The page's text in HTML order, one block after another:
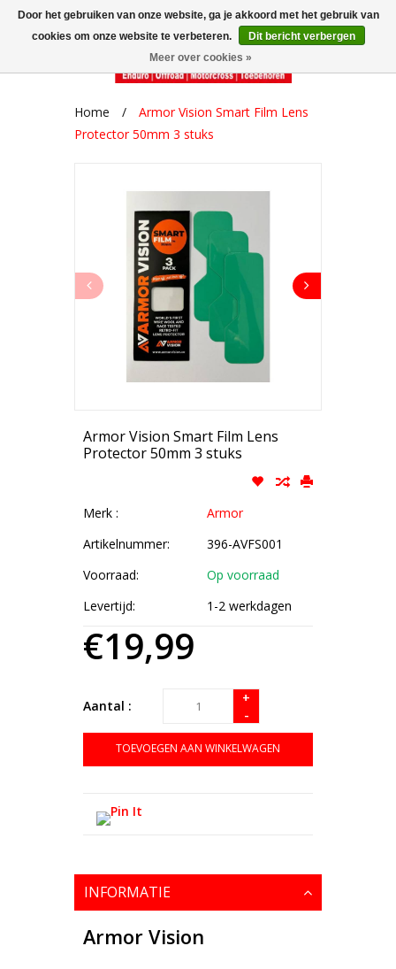
Home /
Armor Vision Smart Film Lens
Protector 50mm 3 stuks
Armor Vision Smart Film Lens
Protector 50mm 3 stuks
Merk :
Armor
Artikelnummer:
396-AVFS001
Voorraad:
Op voorraad
Levertijd:
1-2 werkdagen
€19,99
Aantal :
+
-
TOEVOEGEN AAN WINKELWAGEN
INFORMATIE
Armor Vision
Door het gebruiken van onze website, ga je akkoord met het gebruik van
cookies om onze website te verbeteren.
Dit bericht verbergen
Meer over cookies »